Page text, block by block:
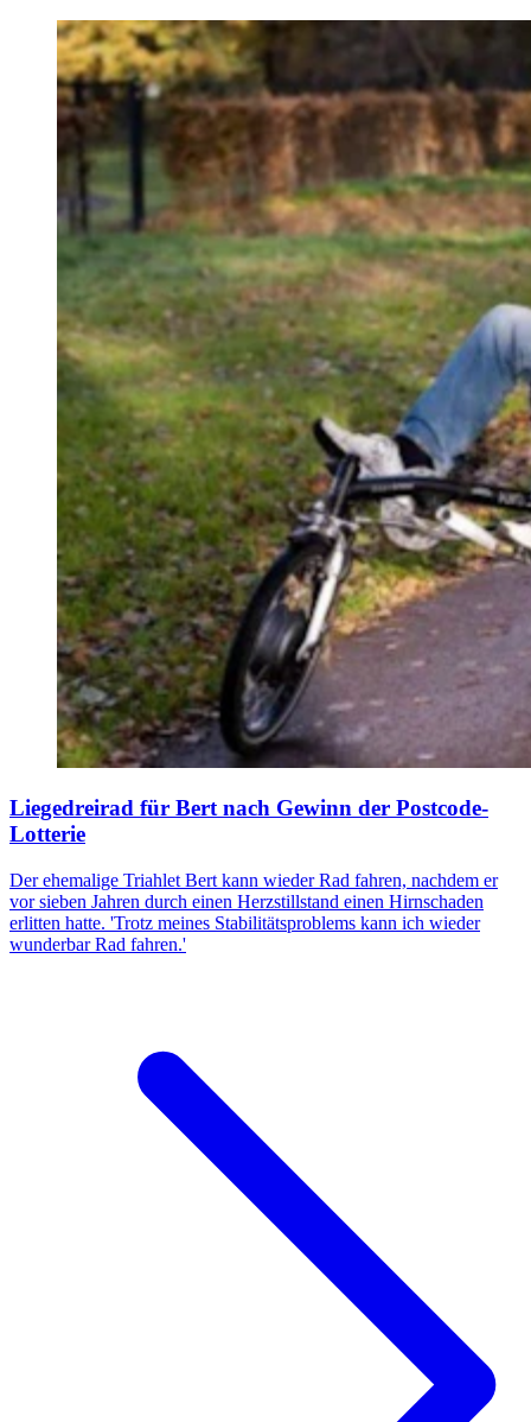
Liegedreirad für Bert nach Gewinn der Postcode-
Lotterie
Der ehemalige Triahlet Bert kann wieder Rad fahren, nachdem er
vor sieben Jahren durch einen Herzstillstand einen Hirnschaden
erlitten hatte. 'Trotz meines Stabilitätsproblems kann ich wieder
wunderbar Rad fahren.'